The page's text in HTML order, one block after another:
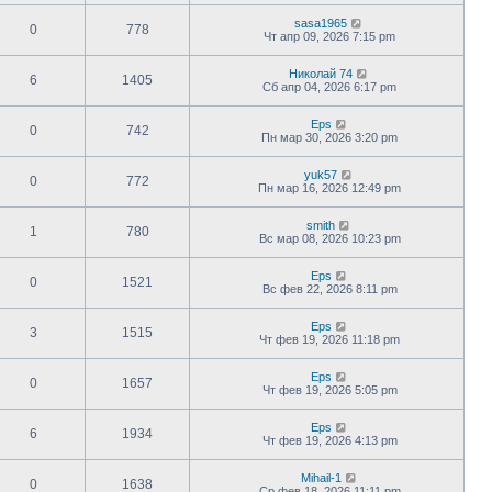
0 778
sasa1965
Чт апр 09, 2026 7:15 pm
6 1405
Николай 74
Сб апр 04, 2026 6:17 pm
0 742
Eps
Пн мар 30, 2026 3:20 pm
0 772
yuk57
Пн мар 16, 2026 12:49 pm
1 780
smith
Вс мар 08, 2026 10:23 pm
0 1521
Eps
Вс фев 22, 2026 8:11 pm
3 1515
Eps
Чт фев 19, 2026 11:18 pm
0 1657
Eps
Чт фев 19, 2026 5:05 pm
6 1934
Eps
Чт фев 19, 2026 4:13 pm
0 1638
Mihail-1